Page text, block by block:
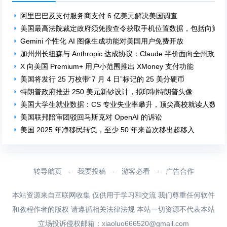
阿里巴巴及支付服务商支付 6 亿美元解决美国调查
美国最高法院裁定政府须凭搜查令获取手机位置数据，包括向第
Gemini 个性化 AI 图像生成功能对美国用户免费开放
加州州长纽森与 Anthropic 达成协议：Claude 半价面向全州政府
X 向美国 Premium+ 用户小范围推出 XMoney 支付功能
美国将发行 25 万枚带“7 月 4 日”标记的 25 美分硬币
特朗普政府推进 250 美元新钞设计，拟印制特朗普头像
美国大学生就业数据：CS 专业失业率攀升，顶尖高校就读人数骤
美国联邦陪审团驳回马斯克对 OpenAI 的诉讼
美国 2025 年净移民转负，至少 50 年来首次移出超移入
转导航页 - 我要投稿 - 游客必看 - 广告合作
本站资源来自互联网收集 仅供用于学习和交流 我们尊重任何软件
和教程作者的版权 请遵循相关法律法规 本站一切资源不代表本站
立场投诉侵权邮箱： xiaoluo666520@gmail.com